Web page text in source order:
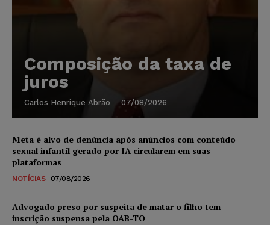
Composição da taxa de
juros
Carlos Henrique Abrão - 07/08/2026
Meta é alvo de denúncia após anúncios com conteúdo
sexual infantil gerado por IA circularem em suas
plataformas
NOTÍCIAS 07/08/2026
Advogado preso por suspeita de matar o filho tem
inscrição suspensa pela OAB-TO